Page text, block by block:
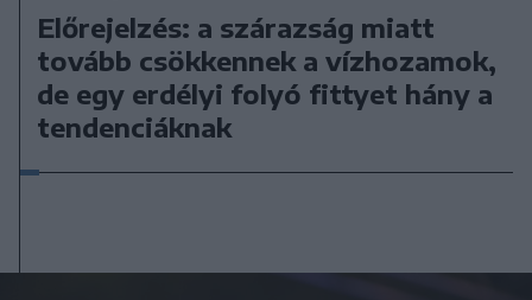
Előrejelzés: a szárazság miatt
tovább csökkennek a vízhozamok,
de egy erdélyi folyó fittyet hány a
tendenciáknak